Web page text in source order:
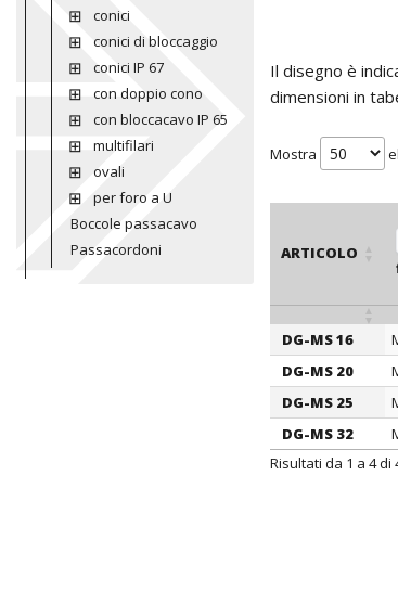
conici
conici di bloccaggio
conici IP 67
con doppio cono
con bloccacavo IP 65
multifilari
ovali
per foro a U
Boccole passacavo
Passacordoni
Il disegno è
dimensioni in
Mostra
ARTICOLO
ARTICOLO
DG-MS 16
DG-MS 20
DG-MS 25
DG-MS 32
Risultati da 1 a 4 di